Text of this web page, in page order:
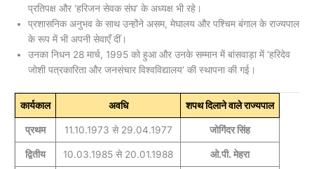
प्रतिपक्ष और ‘हरिजन सेवक संघ’ के अध्यक्ष भी रहे।
प्रशासनिक अनुभव के साथ उन्होंने असम, मेघालय और पश्चिम बंगाल के राज्यपाल
के रूप में भी अपनी सेवाएँ दीं।
उनका निधन 28 मार्च, 1995 को हुआ और उनके सम्मान में बांसवाड़ा में ‘हरिदेव
जोशी पत्रकारिता और जनसंचार विश्वविद्यालय’ की स्थापना की गई।
कार्यकाल अवधि शपथ दिलाने वाले राज्यपाल
प्रथम 11.10.1973 से 29.04.1977 जोगिंदर सिंह
द्वितीय 10.03.1985 से 20.01.1988 ओ.पी. मेहरा